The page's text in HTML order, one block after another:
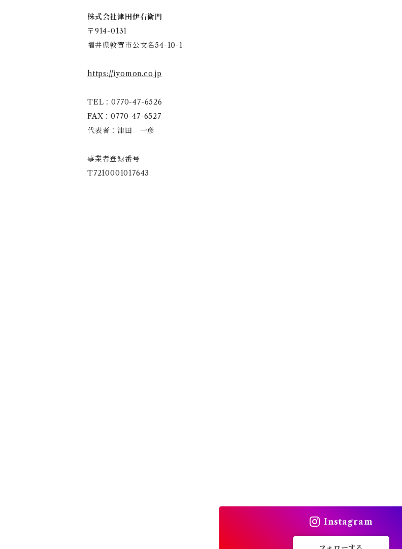
株式会社津田伊右衛門
〒914-0131
福井県敦賀市公文名54-10-1
https://iyomon.co.jp
TEL：0770-47-6526
FAX：0770-47-6527
代表者：津田 一彦
事業者登録番号
T7210001017643
Instagram